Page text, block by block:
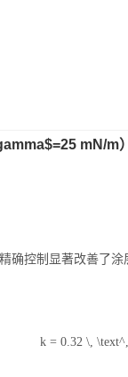
mN/m）
确控制显著改善了
k = 0.32 \,